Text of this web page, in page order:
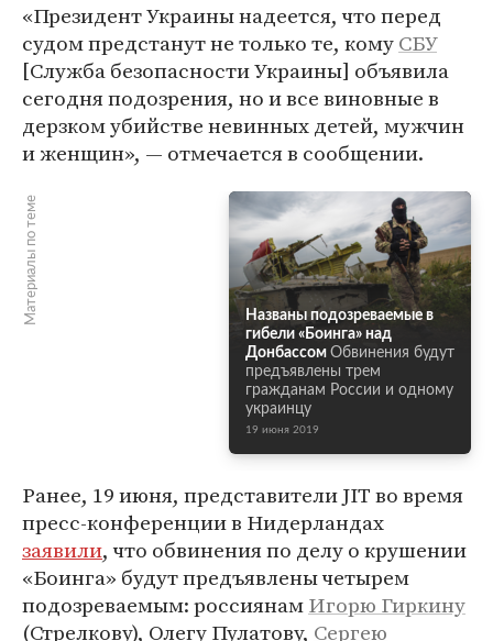
«Президент Украины надеется, что перед
судом предстанут не только те, комуСБУ
[Служба безопасности Украины] объявила
сегодня подозрения, но и все виновные в
дерзком убийстве невинных детей, мужчин
и женщин», — отмечается в сообщении.
Материалы по теме
Названы подозреваемые в
гибели «Боинга» над
Донбассом Обвинения будут
предъявлены трем
гражданам России и одному
украинцу
19 июня 2019
Ранее, 19 июня, представители JIT во время
пресс-конференции в Нидерландах
заявили, что обвинения по делу о крушении
«Боинга» будут предъявлены четырем
подозреваемым: россиянамИгорю Гиркину
(Стрелкову), Олегу Пулатову, Сергею